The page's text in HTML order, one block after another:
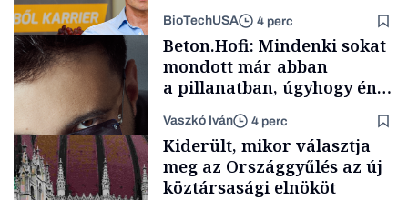
Energia
Content Lab HUB
BioTechUSA 4 perc
Beton.Hofi: Mindenki sokat
mondott már abban
a pillanatban, úgyhogy én
a legsarkosabb
gondolataimat akartam
kimondani
Vaszkó Iván 4 perc
Kiderült, mikor választja
meg az Országgyűlés az új
köztársasági elnököt